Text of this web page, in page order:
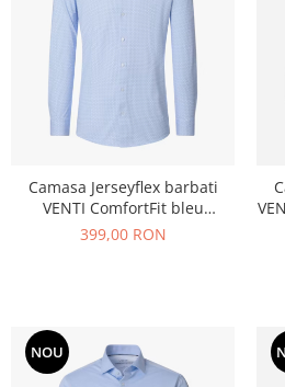
Camasa Jerseyflex barbati
VENTI ComfortFit bleu
punctulete
399,00 RON
NOU